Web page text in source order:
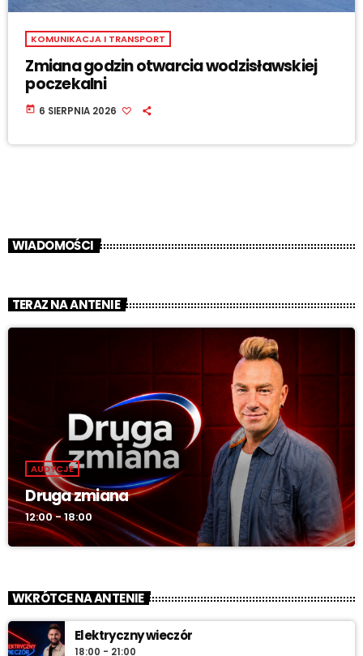
KOMUNIKACJA I TRANSPORT
Zmiana godzin otwarcia wodzisławskiej
poczekalni
today 6 SIERPNIA 2026
WIADOMOŚCI
TERAZ NA ANTENIE
AUDYCJE
Druga zmiana
12:00 - 18:00
WKRÓTCE NA ANTENIE
Elektryczny wieczór
18:00 - 21:00